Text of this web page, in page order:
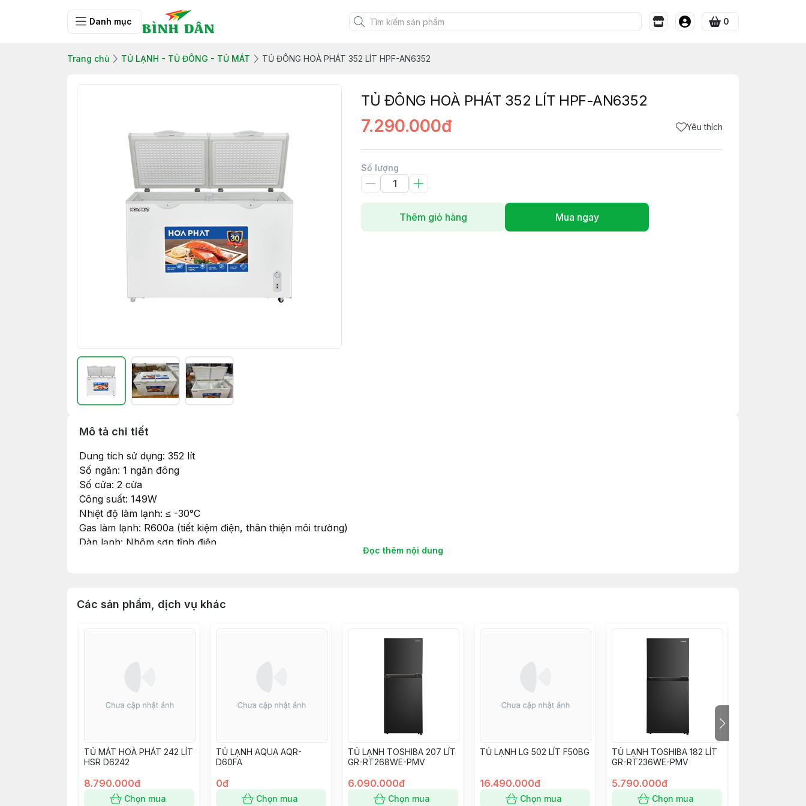
Danh mục 0
Trang chủ TỦ LẠNH - TỦ ĐÔNG - TỦ MÁT TỦ ĐÔNG HOÀ PHÁT 352 LÍT HPF-AN6352
TỦ ĐÔNG HOÀ PHÁT 352 LÍT HPF-AN6352
7.290.000đ Yêu thích
Số lượng
Thêm giỏ hàng Mua ngay
Mô tả chi tiết
Dung tích sử dụng: 352 lít
Số ngăn: 1 ngăn đông
Số cửa: 2 cửa
Công suất: 149W
Nhiệt độ làm lạnh: ≤ -30°C
Gas làm lạnh: R600a (tiết kiệm điện, thân thiện môi trường)
Dàn lạnh: Nhôm sơn tĩnh điện
Đọc thêm nội dung
Các sản phẩm, dịch vụ khác
TỦ MÁT HOÀ PHÁT 242 LÍT
HSR D6242
8.790.000đ
Chọn mua
TỦ LẠNH AQUA AQR-
D60FA
0đ
Chọn mua
TỦ LẠNH TOSHIBA 207 LÍT
GR-RT268WE-PMV
6.090.000đ
Chọn mua
TỦ LẠNH LG 502 LÍT F50BG
16.490.000đ
Chọn mua
TỦ LẠNH TOSHIBA 182 LÍT
GR-RT236WE-PMV
5.790.000đ
Chọn mua